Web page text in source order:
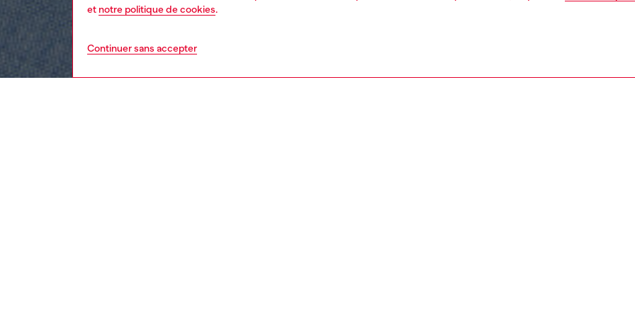
et notre politique de cookies.
Continuer sans accepter